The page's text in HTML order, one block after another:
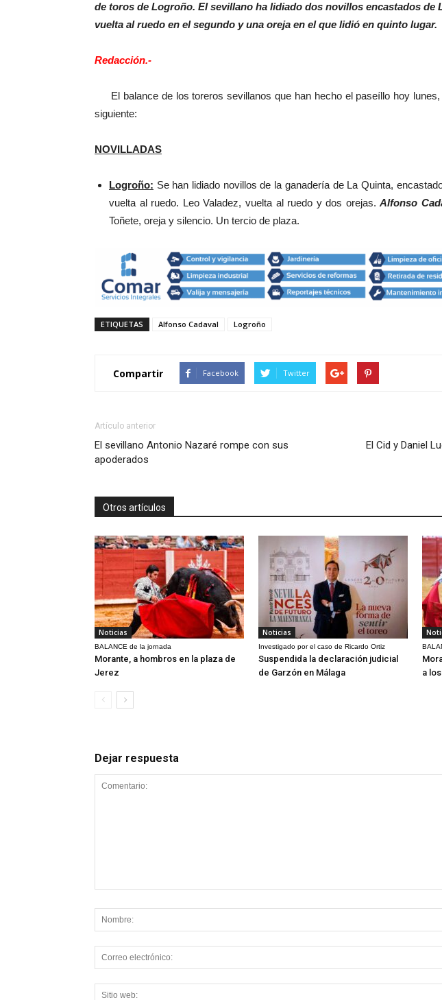
de toros de Logroño. El sevillano ha lidiado dos novillos encastados de
vuelta al ruedo en el segundo y una oreja en el que lidió en quinto lugar.
Redacción.-
El balance de los toreros sevillanos que han hecho el paseíllo hoy lunes,
siguiente:
NOVILLADAS
Logroño: Se han lidiado novillos de la ganadería de La Quinta,
vuelta al ruedo. Leo Valadez, vuelta al ruedo y dos orejas.Alfonso
Toñete, oreja y silencio. Un tercio de plaza.
ETIQUETAS Alfonso Cadaval Logroño
Compartir Facebook Twitter
Artículo anterior
El sevillano Antonio Nazaré rompe con sus
apoderados
El Cid y Daniel
Otros artículos
Noticias
BALANCE de la jornada
Morante, a hombros en la plaza de
Jerez
Noticias
Investigado por el caso de Ricardo Ortiz
Suspendida la declaración judicial
de Garzón en Málaga
a
Dejar respuesta